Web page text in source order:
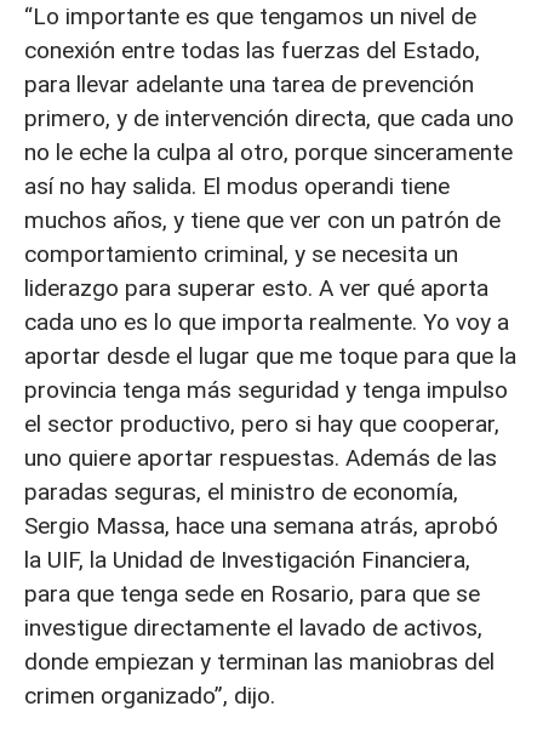
“Lo importante es que tengamos un nivel de
conexión entre todas las fuerzas del Estado,
para llevar adelante una tarea de prevención
primero, y de intervención directa, que cada uno
no le eche la culpa al otro, porque sinceramente
así no hay salida. El modus operandi tiene
muchos años, y tiene que ver con un patrón de
comportamiento criminal, y se necesita un
liderazgo para superar esto. A ver qué aporta
cada uno es lo que importa realmente. Yo voy a
aportar desde el lugar que me toque para que la
provincia tenga más seguridad y tenga impulso
el sector productivo, pero si hay que cooperar,
uno quiere aportar respuestas. Además de las
paradas seguras, el ministro de economía,
Sergio Massa, hace una semana atrás, aprobó
la UIF, la Unidad de Investigación Financiera,
para que tenga sede en Rosario, para que se
investigue directamente el lavado de activos,
donde empiezan y terminan las maniobras del
crimen organizado”, dijo.